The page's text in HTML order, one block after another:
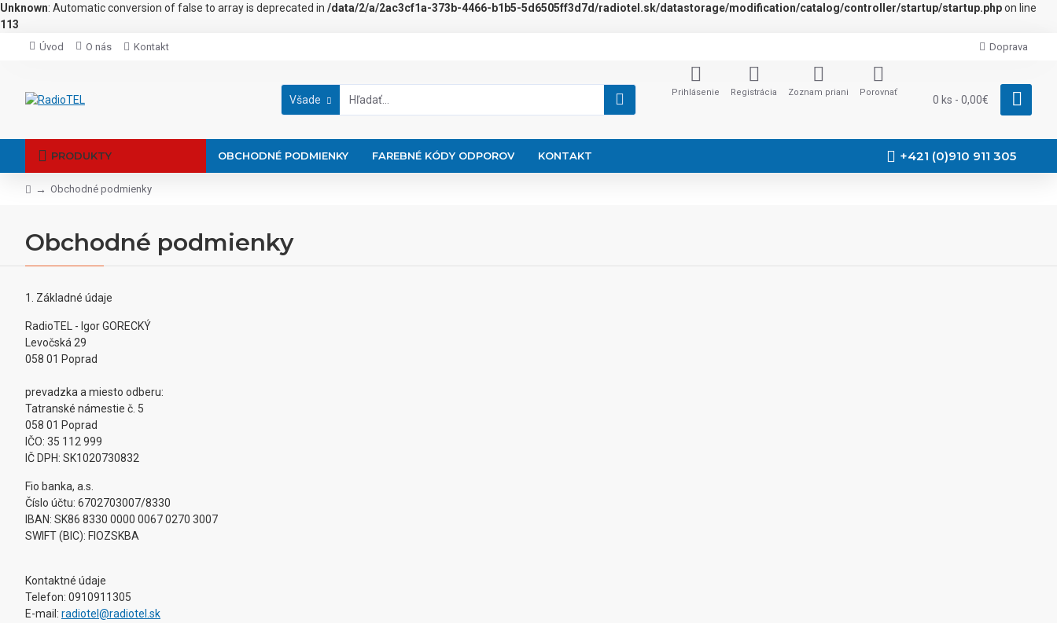
Unknown: Automatic conversion of false to array is deprecated in /data/2/a/2ac3cf1a-373b-4466-b1b5-5d6505ff3d7d/radiotel.sk/datastorage/modification/catalog/controller/startup/startup.phpon line
113
Úvod O nás Kontakt Doprava
Všade
Prihlásenie Registrácia Zoznam priani Porovnať
0 ks - 0,00€
PRODUKTY OBCHODNÉ PODMIENKY FAREBNÉ KÓDY ODPOROV KONTAKT +421 (0)910 911 305
Obchodné podmienky
Obchodné podmienky
1. Základné údaje
RadioTEL - Igor GORECKÝ
Levočská 29
058 01 Poprad
prevadzka a miesto odberu:
Tatranské námestie č. 5
058 01 Poprad
IČO: 35 112 999
IČ DPH: SK1020730832
Fio banka, a.s.
Číslo účtu: 6702703007/8330
IBAN: SK86 8330 0000 0067 0270 3007
SWIFT (BIC): FIOZSKBA
Kontaktné údaje
Telefon: 0910911305
E-mail: radiotel@radiotel.sk